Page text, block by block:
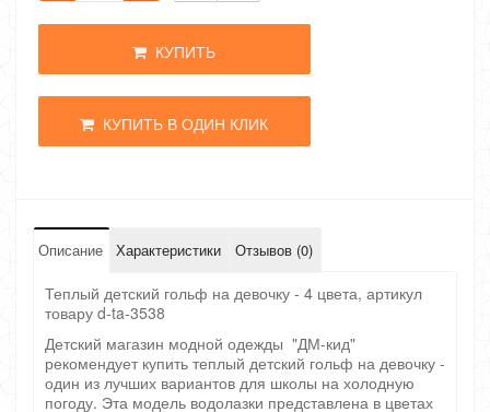
КУПИТЬ
КУПИТЬ В ОДИН КЛИК
Описание Характеристики Отзывов (0)
Теплый детский гольф на девочку - 4 цвета, артикул
товару d-ta-3538
Детский магазин модной одежды "ДМ-кид"
рекомендует купить теплый детский гольф на девочку -
один из лучших вариантов для школы на холодную
погоду. Эта модель водолазки представлена в цветах